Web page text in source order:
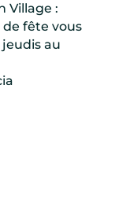
Village :
fête vous
au